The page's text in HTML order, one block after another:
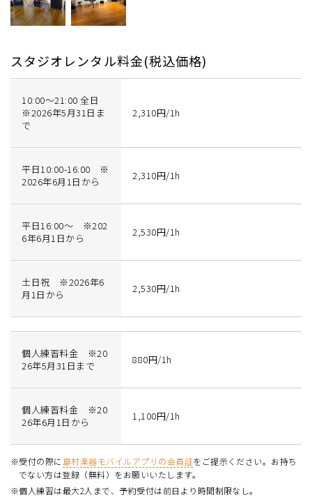
スタジオレンタル料金(税込価格)
10:00～21:00 全日
※2026年5月31日ま
で
2,310円/1h
平日10:00-16:00 ※
2026年6月1日から
2,310円/1h
平日16:00〜 ※202
6年6月1日から
2,530円/1h
土日祝 ※2026年6
月1日から
2,530円/1h
個人練習料金 ※20
26年5月31日まで
880円/1h
個人練習料金 ※20
26年6月1日から
1,100円/1h
※受付の際に 島村楽器モバイルアプリの会員証をご提示ください。お持ち
でない方は登録（無料）をお願いいたします。
※個人練習は最大2人まで、予約受付は前日より時間制限なし。